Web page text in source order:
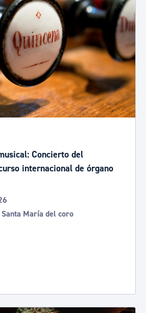
Concierto del
internacional de órgano
María del coro